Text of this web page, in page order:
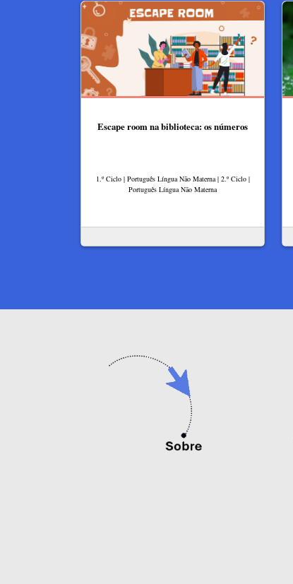
Escape room na biblioteca: os números
1.º Ciclo | Português Língua Não Materna | 2.º Ciclo |
Português Língua Não Materna